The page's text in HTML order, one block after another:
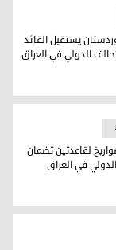
لقوات التحالف
يستقبل القائد
الدولي في العراق
الدولي في
لقاعدتين تضمان
في العراق